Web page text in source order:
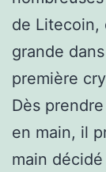
de Litecoin,
grande
première
Dès
en main, il
main décidé